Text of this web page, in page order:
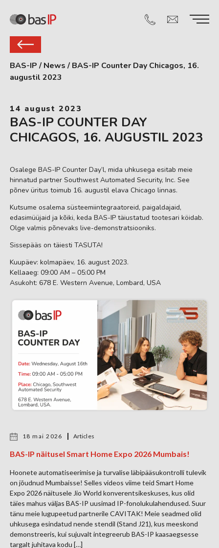
BAS-IP / News / BAS-IP Counter Day Chicagos, 16.
augustil 2023
14 august 2023
BAS-IP COUNTER DAY
CHICAGOS, 16. AUGUSTIL 2023
Osalege BAS-IP Counter Day’l, mida uhkusega esitab meie
hinnatud partner Southwest Automated Security, Inc. See
põnev üritus toimub 16. augustil elava Chicago linnas.
Kutsume osalema süsteemiintegraatoreid, paigaldajaid,
edasimüüjaid ja kõiki, keda BAS-IP täiustatud tootesari köidab.
Olge valmis põnevaks live-demonstratsiooniks.
Sissepääs on täiesti TASUTA!
Kuupäev: kolmapäev, 16. august 2023.
Kellaaeg: 09:00 AM – 05:00 PM
Asukoht: 678 E. Western Avenue, Lombard, USA
18 mai 2026 Articles
BAS-IP näitusel Smart Home Expo 2026 Mumbais!
Hoonete automatiseerimise ja turvalise läbipääsukontrolli tulevik
on jõudnud Mumbaisse! Selles videos viime teid Smart Home
Expo 2026 näitusele Jio World konverentsikeskuses, kus olid
täies mahus väljas BAS-IP uusimad IP-fonolukulahendused. Suur
tänu meie lugupeetud partnerile CAVITAK! Meie seadmed olid
uhkusega esindatud nende stendil (Stand J21), kus meeskond
demonstreeris, kui sujuvalt integreerub BAS-IP kaasaegsesse
targalt juhitava kodu […]